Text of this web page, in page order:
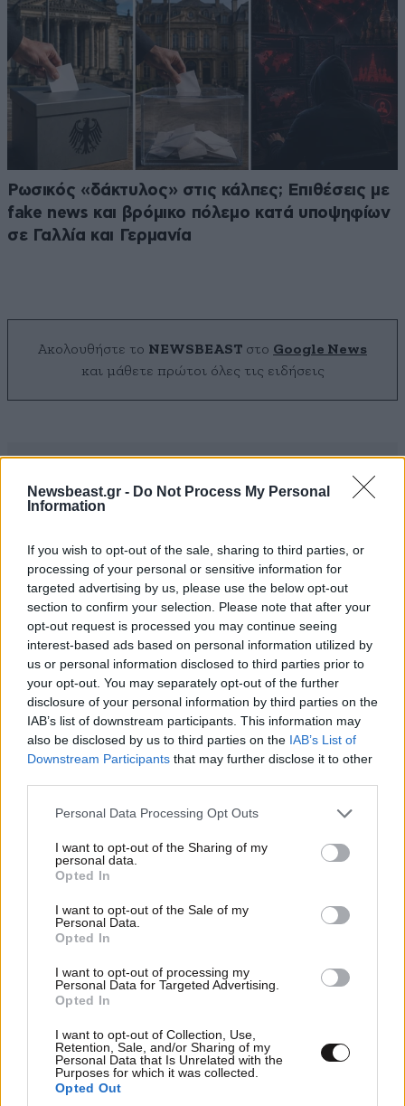
Newsbeast.gr - Do Not Process My Personal
Information
If you wish to opt-out of the sale, sharing to third parties, or
processing of your personal or sensitive information for
targeted advertising by us, please use the below opt-out
section to confirm your selection. Please note that after your
opt-out request is processed you may continue seeing
interest-based ads based on personal information utilized by
us or personal information disclosed to third parties prior to
your opt-out. You may separately opt-out of the further
disclosure of your personal information by third parties on the
IAB’s list of downstream participants. This information may
also be disclosed by us to third parties on the IAB’s List of
Downstream Participants that may further disclose it to other
Please note that this website/app uses one or more Google
not limited to your visit or usage behaviour. You may click to
grant or deny consent to Google and its third-party tags to
use your data for below specified purposes in below Google
consent section.
Personal Data Processing Opt Outs
I want to opt-out of the Sharing of my
personal data.
Opted In
I want to opt-out of the Sale of my
Personal Data.
Opted In
I want to opt-out of processing my
Personal Data for Targeted Advertising.
Opted In
I want to opt-out of Collection, Use,
Retention, Sale, and/or Sharing of my
Personal Data that Is Unrelated with the
Purposes for which it was collected.
Opted Out
Ρωσικός «δάκτυλος» στις κάλπες; Επιθέσεις με
fake news και βρόμικο πόλεμο κατά υποψηφίων
σε Γαλλία και Γερμανία
Ακολουθήστε το NEWSBEAST στο Google News
και μάθετε πρώτοι όλες τις ειδήσεις
ΣΧΌΛΙΑ ΑΝΑΓΝΩΣΤΏΝ
ΠΡΟΣΘΕΣΤΕ ΤΟ ΣΧΟΛΙΟ ΣΑΣ
Xαρακτήρες: 0/1000
Διαβάστε και ακολουθήστε τους κανόνες σχολιασμού